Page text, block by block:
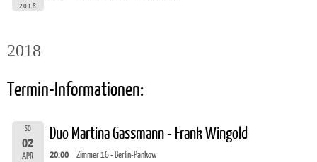
2018
2018
Termin-Informationen:
SO
02
APR
Duo Martina Gassmann - Frank Wingold
20:00 Zimmer 16 - Berlin-Pankow